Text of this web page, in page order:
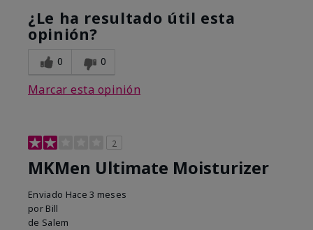
¿Le ha resultado útil esta
opinión?
0 0
Marcar esta opinión
2
MKMen Ultimate Moisturizer
Enviado Hace 3 meses
por Bill
de Salem